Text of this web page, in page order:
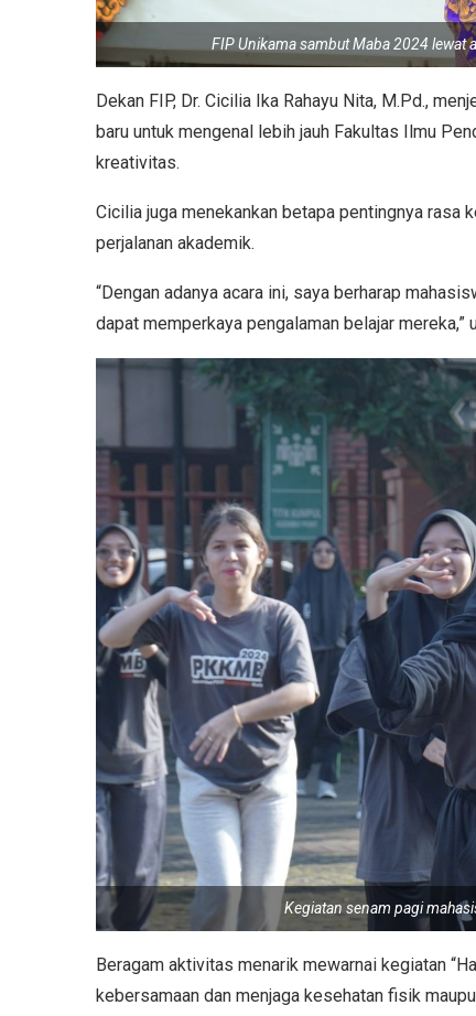
FIP Unikama sambut Maba 2024 lewat
Dekan FIP, Dr. Cicilia Ika Rahayu Nita, M.Pd.,
baru untuk mengenal lebih jauh Fakultas Ilmu
kreativitas.
Cicilia juga menekankan betapa pentingnya rasa
perjalanan akademik.
“Dengan adanya acara ini, saya berharap
dapat memperkaya pengalaman belajar mereka,”
Kegiatan senam pagi
Beragam aktivitas menarik mewarnai kegiatan
kebersamaan dan menjaga kesehatan fisik